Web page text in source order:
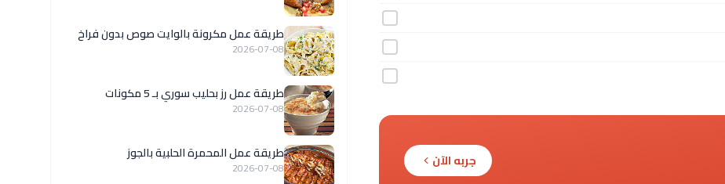
جربه الآن
طريقة عمل مكرونة بالوايت صوص بدون فراخ
2026-07-08
طريقة عمل رز بحليب سوري بـ 5 مكونات
2026-07-08
طريقة عمل المحمرة الحلبية بالجوز
2026-07-08